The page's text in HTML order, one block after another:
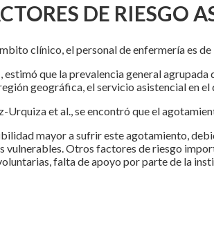
DE RIESGO
clínico, el personal de enfermería es
que la prevalencia general
geográfica, el servicio asistencial en
Urquiza et al., se encontró que el
mayor a sufrir este agotamiento,
vulnerables. Otros factores de riesgo
falta de apoyo por parte de la